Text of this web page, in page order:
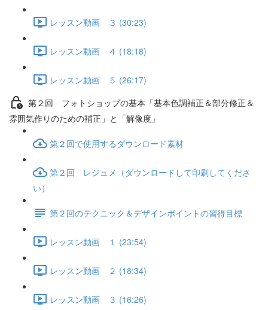
レッスン動画 ３ (30:23)
レッスン動画 ４ (18:18)
レッスン動画 ５ (26:17)
第２回 フォトショップの基本「基本色調補正＆部分修正＆
雰囲気作りのための補正」と「解像度」
第２回で使用するダウンロード素材
第２回 レジュメ（ダウンロードして印刷してくださ
い）
第２回のテクニック＆デザインポイントの習得目標
レッスン動画 １ (23:54)
レッスン動画 ２ (18:34)
レッスン動画 ３ (16:26)